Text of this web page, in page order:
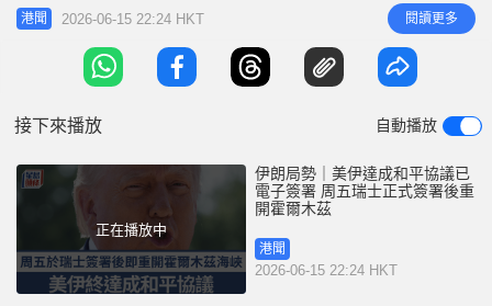
將於週五美伊正式簽署協議後，才會重新開放。 相
關新聞：伊朗局勢︱美伊和平協議最終草案內容 三
大範疇包括資產解凍與核計畫 美國副總統萬斯在美
港聞 2026-06-15 22:24 HKT 閱讀更多
接下來播放 自動播放
正在播放中
伊朗局勢｜美伊達成和平協議已
電子簽署 周五瑞士正式簽署後重
開霍爾木茲
港聞
2026-06-15 22:24 HKT